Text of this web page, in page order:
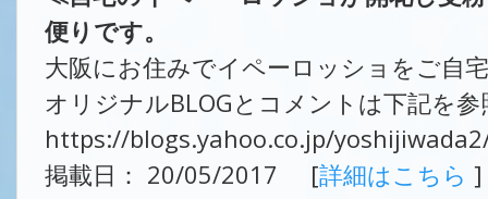
便りです。
大阪にお住みでイペーロッショをご自
オリジナルBLOGとコメントは下記を
https://blogs.yahoo.co.jp/
掲載日： 20/05/2017 [詳細はこちら ]